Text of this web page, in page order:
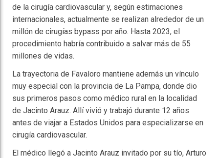
de la cirugía cardiovascular y, según estimaciones
internacionales, actualmente se realizan alrededor de un
millón de cirugías bypass por año. Hasta 2023, el
procedimiento habría contribuido a salvar más de 55
millones de vidas.
La trayectoria de Favaloro mantiene además un vínculo
muy especial con la provincia de La Pampa, donde dio
sus primeros pasos como médico rural en la localidad
de Jacinto Arauz. Allí vivió y trabajó durante 12 años
antes de viajar a Estados Unidos para especializarse en
cirugía cardiovascular.
El médico llegó a Jacinto Arauz invitado por su tío, Arturo